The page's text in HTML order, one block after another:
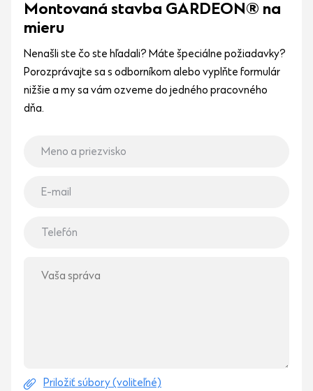
Montovaná stavba GARDEON® na
mieru
Nenašli ste čo ste hľadali? Máte špeciálne požiadavky?
Porozprávajte sa s odborníkom alebo vyplňte formulár
nižšie a my sa vám ozveme do jedného pracovného
dňa.
Priložiť súbory (voliteľné)